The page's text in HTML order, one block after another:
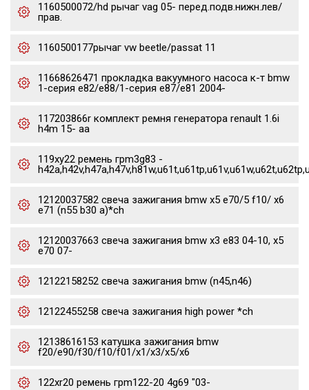
1160500072/hd рычаг vag 05- перед.подв.нижн.лев/
прав.
1160500177рычаг vw beetle/passat 11
11668626471 прокладка вакуумного насоса к-т bmw
1-серия e82/e88/1-серия e87/e81 2004-
117203866r комплект ремня генератора renault 1.6i
h4m 15- aa
119xy22 ремень грm3g83 -
12120037582 свеча зажигания bmw x5 e70/5 f10/ x6
e71 (n55 b30 a)*ch
12120037663 свеча зажигания bmw x3 e83 04-10, x5
e70 07-
12122158252 свеча зажигания bmw (n45,n46)
12122455258 свеча зажигания high power *ch
12138616153 катушка зажигания bmw
f20/e90/f30/f10/f01/x1/x3/x5/x6
122xr20 ремень грm122-20 4g69 "03-